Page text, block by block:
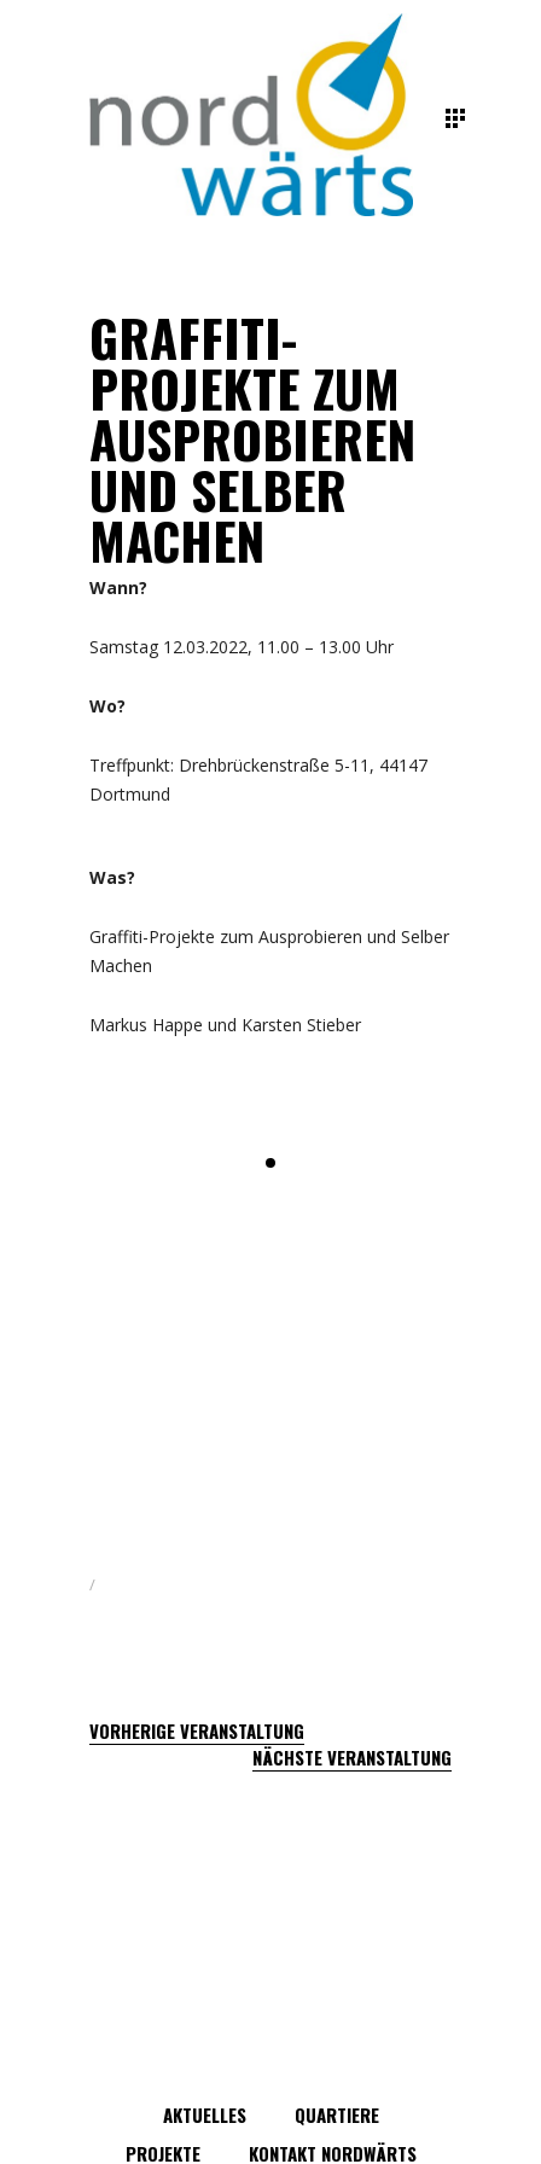
GRAFFITI-
PROJEKTE ZUM
AUSPROBIEREN
UND SELBER
MACHEN
Wann?
Samstag 12.03.2022, 11.00 – 13.00 Uhr
Wo?
Treffpunkt: Drehbrückenstraße 5-11, 44147
Dortmund
Was?
Graffiti-Projekte zum Ausprobieren und Selber
Machen
Markus Happe und Karsten Stieber
VORHERIGE VERANSTALTUNG
NÄCHSTE VERANSTALTUNG
AKTUELLES
QUARTIERE
PROJEKTE
KONTAKT NORDWÄRTS